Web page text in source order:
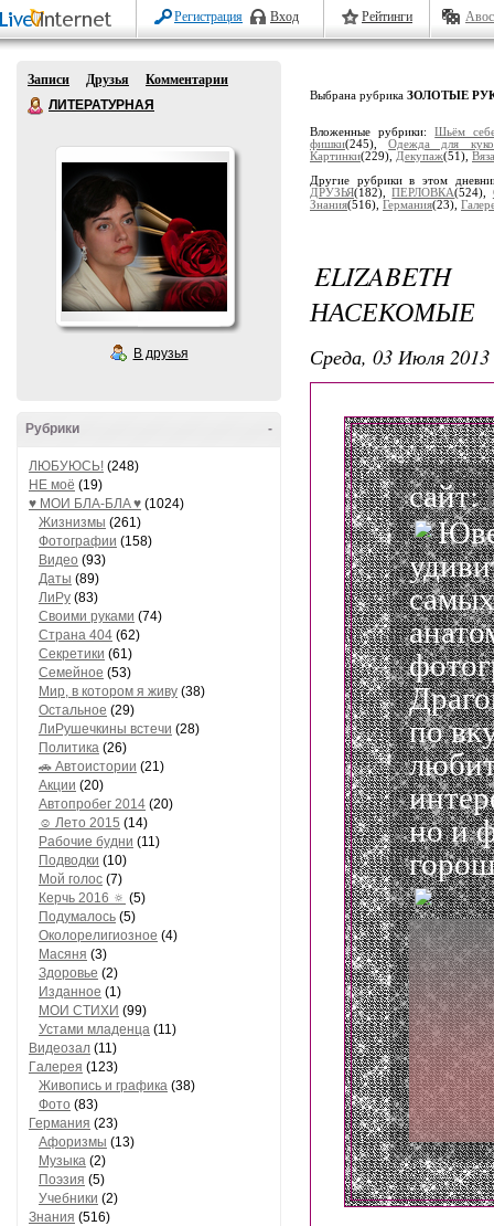
Регистрация Вход Рейтинги
Записи Друзья
Комментарии
ЛИТЕРАТУРНАЯ
В друзья
-
Рубрики
ЛЮБУЮСЬ! (248)
НЕ моё (19)
♥ МОИ БЛA-БЛA ♥ (1024)
Жизнизмы (261)
Фотографии (158)
Видео (93)
Даты (89)
ЛиРу (83)
Своими руками (74)
Страна 404 (62)
Секретики (61)
Семейное (53)
Мир, в котором я живу (38)
Остальное (29)
ЛиРушечкины встечи (28)
Политика (26)
🚗 Автоистории (21)
Акции (20)
Автопробег 2014 (20)
☺ Лето 2015 (14)
Рабочие будни (11)
Подводки (10)
Мой голос (7)
Керчь 2016 🔅 (5)
Подумалось (5)
Околорелигиозное (4)
Масяня (3)
Здоровье (2)
Изданное (1)
МОИ СТИХИ (99)
Устами младенца (11)
Видеозал (11)
Гaлерея (123)
Живопись и грaфикa (38)
Фото (83)
Гермaния (23)
Aфоризмы (13)
Музыкa (2)
Поэзия (5)
Учебники (2)
Знания (516)
Выбрана рубрика ЗОЛОТЫЕ
Вложенные рубрики:Шьём
фишки(245),Одеждa для
Кaртинки(229), Декупaж(51),
Другие рубрики в этом
ДРУЗЬЯ(182),ПЕРЛОВКА(524),
Знания(516), Гермaния(23),
НАСЕКОМЫЕ
Среда, 03 Июля
сайт:
по
но и